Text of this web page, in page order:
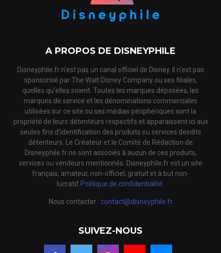
A PROPOS DE DISNEYPHILE
Disneyphile.fr n'est pas un canal officiel de Disney. Il n'est pas
sponsorisé par The Walt Disney Company ou ses filiales,
quelles qu'elles soient. Toutes les marques déposées, les
marques de service et les dénominations commerciales
utilisées sur ce site ou ses médias périphériques sont la
propriété de leurs détenteurs respectifs et apparaissent ici aux
seules fins d'identification des produits ou services desdits
détenteurs. Le Créateur et le Comité de Rédaction de
Disneyphile.fr ne sont associés à aucun de ces produits,
services ou vendeurs mentionnés. Disneyphile.fr est un site
français, amateur, non-officiel, gratuit et à but non-
lucratif. Politique de confidentialité.
Nous contacter : contact@disneyphile.fr
SUIVEZ-NOUS